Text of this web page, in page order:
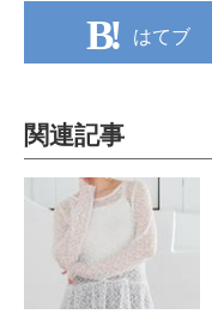
はてブ
関連記事